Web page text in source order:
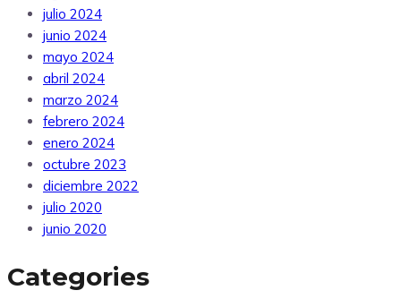
julio 2024
junio 2024
mayo 2024
abril 2024
marzo 2024
febrero 2024
enero 2024
octubre 2023
diciembre 2022
julio 2020
junio 2020
Categories